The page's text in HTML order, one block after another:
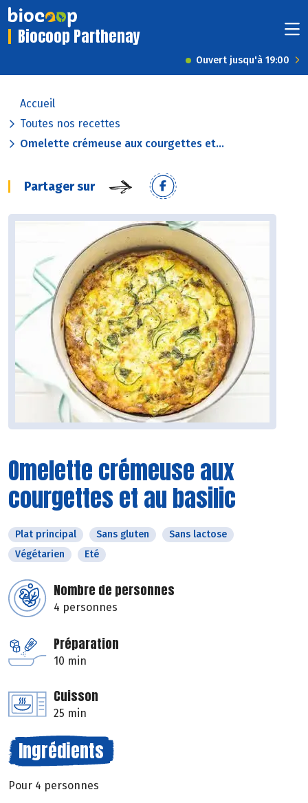
Biocoop Parthenay
Ouvert jusqu'à 19:00
Accueil
Toutes nos recettes
Omelette crémeuse aux courgettes et...
Partager sur
Omelette crémeuse aux
courgettes et au basilic
Plat principal Sans gluten
Sans lactose
Végétarien
Eté
Nombre de personnes
4 personnes
Préparation
10 min
Cuisson
25 min
Ingrédients
Pour 4 personnes